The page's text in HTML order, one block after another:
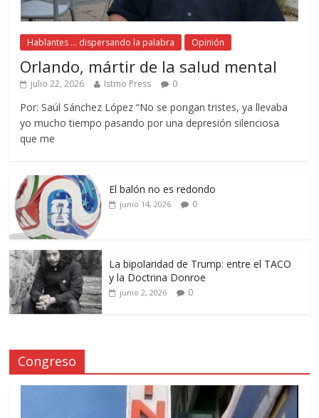
Hablantes ... dispersando la palabra Opinión
Orlando, mártir de la salud mental
julio 22, 2026 Istmo Press 0
Por: Saúl Sánchez López “No se pongan tristes, ya llevaba
yo mucho tiempo pasando por una depresión silenciosa
que me
El balón no es redondo
junio 14, 2026 0
La bipolaridad de Trump: entre el TACO
y la Doctrina Donroe
junio 2, 2026 0
Congreso